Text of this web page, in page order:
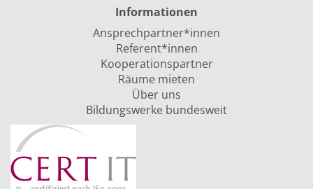
Informationen
Ansprechpartner*innen
Referent*innen
Kooperationspartner
Räume mieten
Über uns
Bildungswerke bundesweit